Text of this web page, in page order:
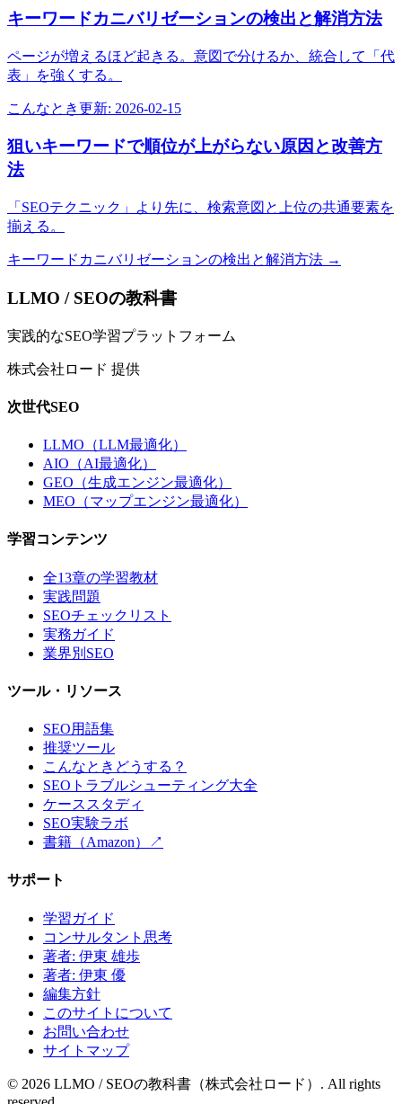
キーワードカニバリゼーションの検出と解消方法
ページが増えるほど起きる。意図で分けるか、統合して「代
表」を強くする。
こんなとき更新: 2026-02-15
狙いキーワードで順位が上がらない原因と改善方
法
「SEOテクニック」より先に、検索意図と上位の共通要素を
揃える。
キーワードカニバリゼーションの検出と解消方法 →
LLMO / SEOの教科書
実践的なSEO学習プラットフォーム
株式会社ロード 提供
次世代SEO
LLMO（LLM最適化）
AIO（AI最適化）
GEO（生成エンジン最適化）
MEO（マップエンジン最適化）
学習コンテンツ
全13章の学習教材
実践問題
SEOチェックリスト
実務ガイド
業界別SEO
ツール・リソース
SEO用語集
推奨ツール
こんなときどうする？
SEOトラブルシューティング大全
ケーススタディ
SEO実験ラボ
書籍（Amazon）↗
サポート
学習ガイド
コンサルタント思考
著者: 伊東 雄歩
著者: 伊東 優
編集方針
このサイトについて
お問い合わせ
サイトマップ
© 2026 LLMO / SEOの教科書（株式会社ロード）. All rights